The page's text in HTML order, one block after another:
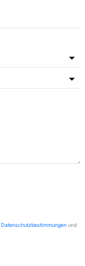
Datenschutzbestimmungen und